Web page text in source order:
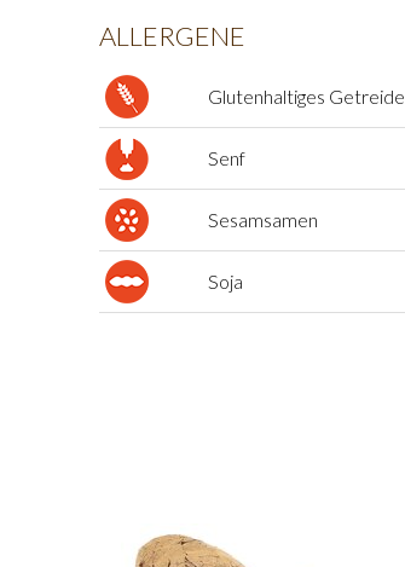
ALLERGENE
Glutenhaltiges Getreide
Senf
Sesamsamen
Soja